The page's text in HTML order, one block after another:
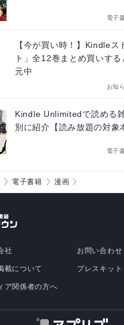
電子
【今が買い時！】Kindleス
ト」全12巻まとめ買いす
元中
お知
Kindle Unlimitedで読める
別に紹介【読み放題の対象
電子
電子書籍 漫画
社
載について
ア関係者の方へ
お問い合わせ
プレスキット